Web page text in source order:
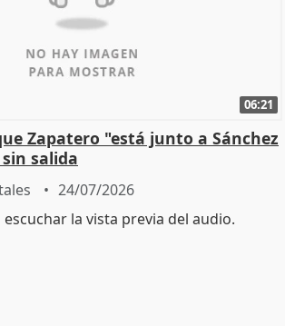
06:21
Zapatero "está junto a Sánchez
salida
24/07/2026